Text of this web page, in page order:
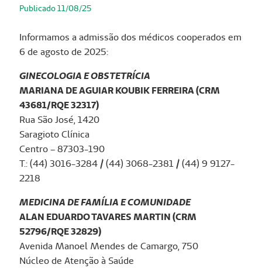
Publicado 11/08/25
Informamos a admissão dos médicos cooperados em
6 de agosto de 2025:
GINECOLOGIA E OBSTETRÍCIA
MARIANA DE AGUIAR KOUBIK FERREIRA (CRM
43681/RQE 32317)
Rua São José, 1420
Saragioto Clínica
Centro – 87303-190
T.: (44) 3016-3284 / (44) 3068-2381 / (44) 9 9127-
2218
MEDICINA DE FAMÍLIA E COMUNIDADE
ALAN EDUARDO TAVARES MARTIN (CRM
52796/RQE 32829)
Avenida Manoel Mendes de Camargo, 750
Núcleo de Atenção à Saúde